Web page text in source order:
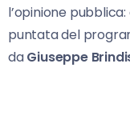
l’opinione
puntata del
daGiuseppe